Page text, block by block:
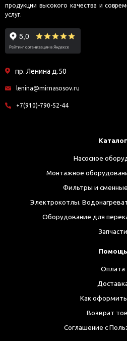
продукции высокого качества и
услуг.
пр. Ленина д.50
lenina@mirnasosov.ru
+7(910)-790-52-44
Каталог
Насосное
Монтажное
Фильтры и
Электрокотлы.
Оборудование для
Запчасти
Помощь
Оплата
Как оформить
Возврат
Соглашение с